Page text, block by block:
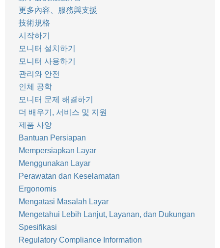
更多內容、服務與支援
技術規格
시작하기
모니터 설치하기
모니터 사용하기
관리와 안전
인체 공학
모니터 문제 해결하기
더 배우기, 서비스 및 지원
제품 사양
Bantuan Persiapan
Mempersiapkan Layar
Menggunakan Layar
Perawatan dan Keselamatan
Ergonomis
Mengatasi Masalah Layar
Mengetahui Lebih Lanjut, Layanan, dan Dukungan
Spesifikasi
Regulatory Compliance Information